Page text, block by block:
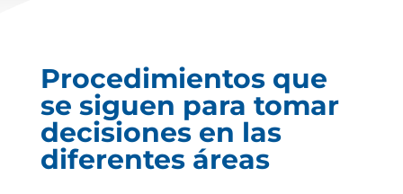
Procedimientos que
se siguen para tomar
decisiones en las
diferentes áreas